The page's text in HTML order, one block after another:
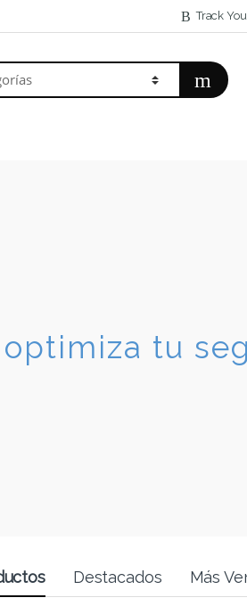
Track
tu
Destacados Más